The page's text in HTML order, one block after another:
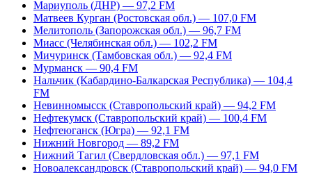
Мариуполь (ДНР) — 97,2 FM
Матвеев Курган (Ростовская обл.) — 107,0 FM
Мелитополь (Запорожская обл.) — 96,7 FM
Миасс (Челябинская обл.) — 102,2 FM
Мичуринск (Тамбовская обл.) — 92,4 FM
Мурманск — 90,4 FM
Нальчик (Кабардино-Балкарская Республика) — 104,4
FM
Невинномысск (Ставропольский край) — 94,2 FM
Нефтекумск (Ставропольский край) — 100,4 FM
Нефтеюганск (Югра) — 92,1 FM
Нижний Новгород — 89,2 FM
Нижний Тагил (Свердловская обл.) — 97,1 FM
Новоалександровск (Ставропольский край) — 94,0 FM